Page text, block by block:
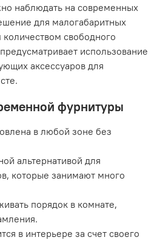
наблюдать на современных
для малогабаритных
свободного
использование
аксессуаров для
фурнитуры
в любой зоне без
альтернативой для
которые занимают много
порядок в комнате,
в интерьере за счет своего